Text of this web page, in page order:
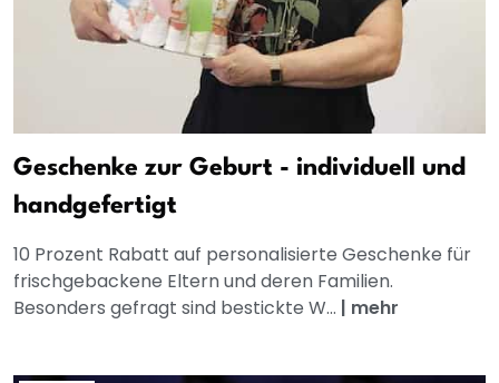
Geschenke zur Geburt - individuell und
handgefertigt
10 Prozent Rabatt auf personalisierte Geschenke für
frischgebackene Eltern und deren Familien.
Besonders gefragt sind bestickte W... | mehr